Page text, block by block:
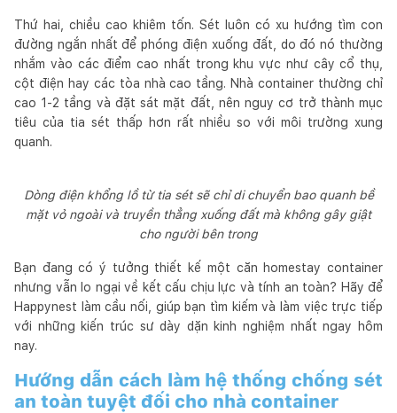
Thứ hai, chiều cao khiêm tốn. Sét luôn có xu hướng tìm con
đường ngắn nhất để phóng điện xuống đất, do đó nó thường
nhắm vào các điểm cao nhất trong khu vực như cây cổ thụ,
cột điện hay các tòa nhà cao tầng. Nhà container thường chỉ
cao 1-2 tầng và đặt sát mặt đất, nên nguy cơ trở thành mục
tiêu của tia sét thấp hơn rất nhiều so với môi trường xung
quanh.
Dòng điện khổng lồ từ tia sét sẽ chỉ di chuyển bao quanh bề
mặt vỏ ngoài và truyền thẳng xuống đất mà không gây giật
cho người bên trong
Bạn đang có ý tưởng thiết kế một căn homestay container
nhưng vẫn lo ngại về kết cấu chịu lực và tính an toàn? Hãy để
Happynest làm cầu nối, giúp bạn tìm kiếm và làm việc trực tiếp
với những kiến trúc sư dày dặn kinh nghiệm nhất ngay hôm
nay.
Hướng dẫn cách làm hệ thống chống sét
an toàn tuyệt đối cho nhà container